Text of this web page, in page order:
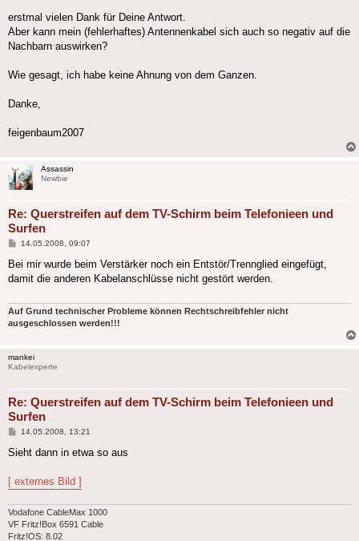
erstmal vielen Dank für Deine Antwort.
Aber kann mein (fehlerhaftes) Antennenkabel sich auch so negativ auf die
Nachbarn auswirken?
Wie gesagt, ich habe keine Ahnung von dem Ganzen.
Danke,
feigenbaum2007
Assassin
Newbie
Re: Querstreifen auf dem TV-Schirm beim Telefonieen und
Surfen
Beitrag
14.05.2008, 09:07
Bei mir wurde beim Verstärker noch ein Entstör/Trennglied eingefügt,
damit die anderen Kabelanschlüsse nicht gestört werden.
Auf Grund technischer Probleme können Rechtschreibfehler nicht
ausgeschlossen werden!!!
mankei
Kabelexperte
Re: Querstreifen auf dem TV-Schirm beim Telefonieen und
Surfen
Beitrag
14.05.2008, 13:21
Sieht dann in etwa so aus
[ externes Bild ]
Vodafone CableMax 1000
VF Fritz!Box 6591 Cable
Fritz!OS: 8.02